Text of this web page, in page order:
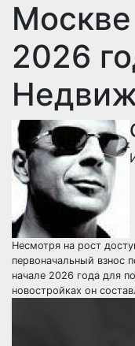
Москве
2026
Несмотря на рост
первоначальный взнос
начале 2026 года для
новостройках он